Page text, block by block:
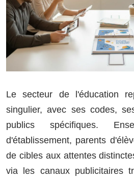
Le secteur de l'éducation
singulier, avec ses codes,
publics spécifiques.
d'établissement, parents
de cibles aux attentes
via les canaux publicitaires